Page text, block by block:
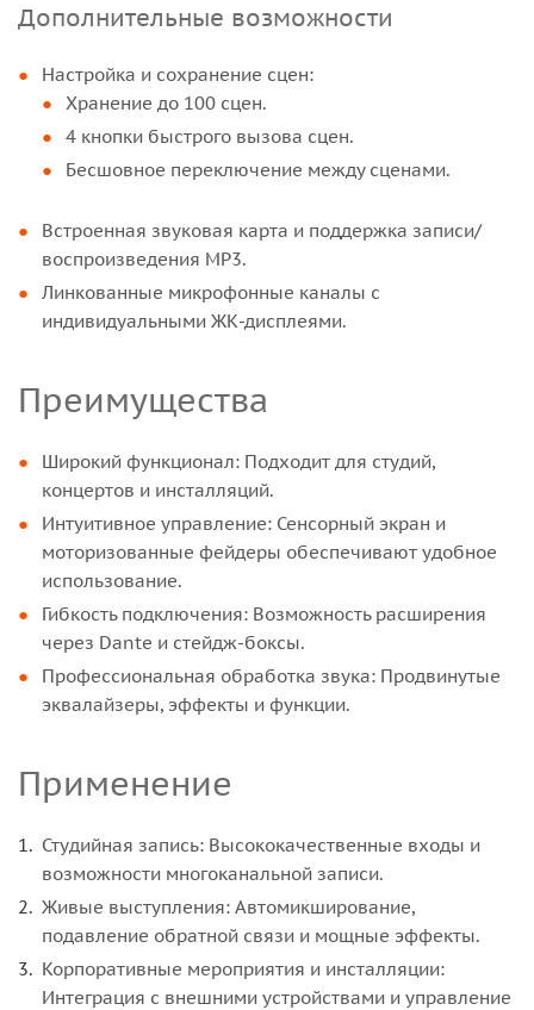
Дополнительные возможности
Настройка и сохранение сцен:
Хранение до 100 сцен.
4 кнопки быстрого вызова сцен.
Бесшовное переключение между сценами.
Встроенная звуковая карта и поддержка записи/
воспроизведения MP3.
Линкованные микрофонные каналы с
индивидуальными ЖК-дисплеями.
Преимущества
Широкий функционал: Подходит для студий,
концертов и инсталляций.
Интуитивное управление: Сенсорный экран и
моторизованные фейдеры обеспечивают удобное
использование.
Гибкость подключения: Возможность расширения
через Dante и стейдж-боксы.
Профессиональная обработка звука: Продвинутые
эквалайзеры, эффекты и функции.
Применение
Студийная запись: Высококачественные входы и
возможности многоканальной записи.
Живые выступления: Автомикширование,
подавление обратной связи и мощные эффекты.
Корпоративные мероприятия и инсталляции:
Интеграция с внешними устройствами и управление